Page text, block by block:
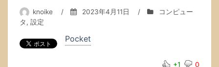
knoike / 2023年4月11日 /
コンピュー
タ, 設定
Pocket
+1 0